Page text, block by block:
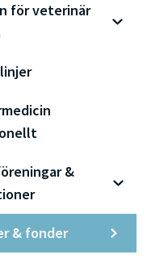
för veterinär
&
& fonder